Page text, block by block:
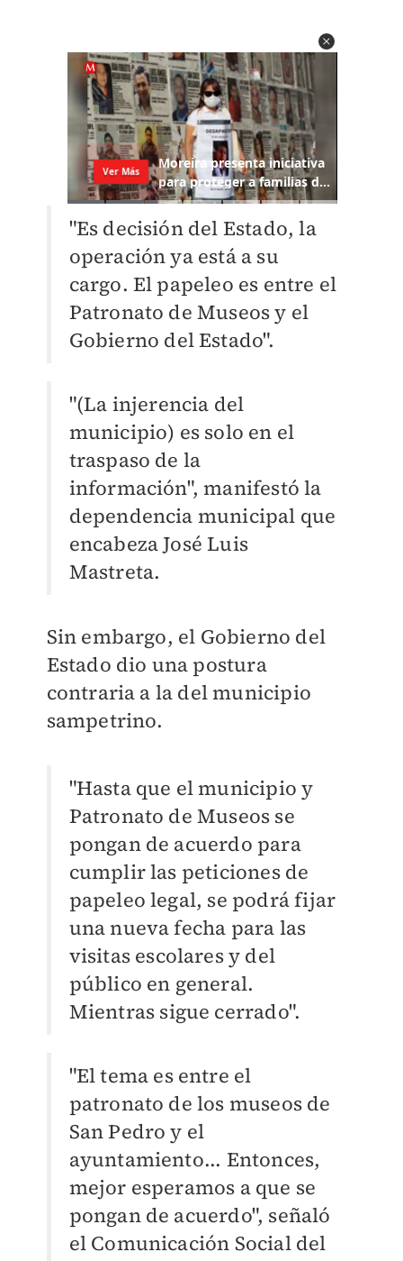
"Es decisión del Estado, la
operación ya está a su
cargo. El papeleo es entre el
Patronato de Museos y el
Gobierno del Estado".
"(La injerencia del
municipio) es solo en el
traspaso de la
información", manifestó la
dependencia municipal que
encabeza José Luis
Mastreta.
Sin embargo, el Gobierno del
Estado dio una postura
contraria a la del municipio
sampetrino.
"Hasta que el municipio y
Patronato de Museos se
pongan de acuerdo para
cumplir las peticiones de
papeleo legal, se podrá fijar
una nueva fecha para las
visitas escolares y del
público en general.
Mientras sigue cerrado".
"El tema es entre el
patronato de los museos de
San Pedro y el
ayuntamiento... Entonces,
mejor esperamos a que se
pongan de acuerdo", señaló
el Comunicación Social del